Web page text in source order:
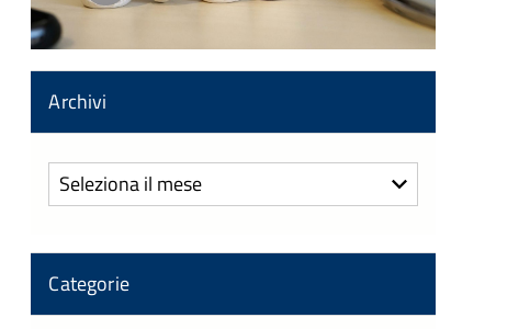
Archivi
Archivi
Categorie